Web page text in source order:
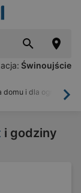
Świnoujście
domu i dla ogrodu
i godziny